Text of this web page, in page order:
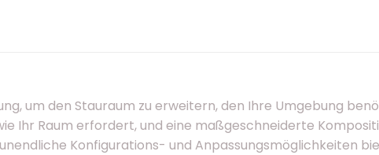
um den Stauraum zu erweitern, den Ihre Umgebung
Ihr Raum erfordert, und eine maßgeschneiderte
Konfigurations- und Anpassungsmöglichkeiten